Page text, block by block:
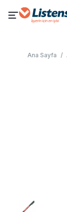
Ana Sayfa /